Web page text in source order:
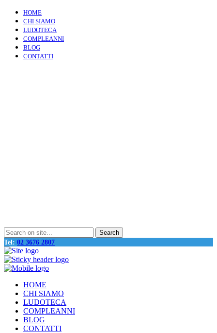
HOME
CHI SIAMO
LUDOTECA
COMPLEANNI
BLOG
CONTATTI
Tel: 02 3676 2807
HOME
CHI SIAMO
LUDOTECA
COMPLEANNI
BLOG
CONTATTI